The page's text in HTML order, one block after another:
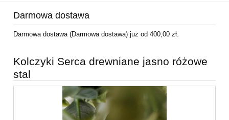
Darmowa dostawa
Darmowa dostawa (Darmowa dostawa) już od 400,00 zł.
Kolczyki Serca drewniane jasno różowe
stal